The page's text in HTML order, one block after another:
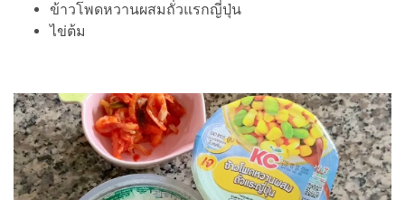
ข้าวโพดหวานผสมถั่วแรกญี่ปุ่น
ไข่ต้ม